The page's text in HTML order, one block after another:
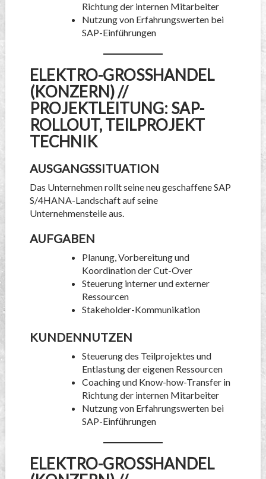
Richtung der internen Mitarbeiter
Nutzung von Erfahrungswerten bei
SAP-Einführungen
ELEKTRO-GROSSHANDEL (
KONZERN) // P
ROJEKTLEITUNG: SAP-R
OLLOUT, TEILPROJEKT T
ECHNIK
AUSGANGSSITUATION
Das Unternehmen rollt seine neu geschaffene SAP
S/4HANA-Landschaft auf seine
Unternehmensteile aus.
AUFGABEN
Planung, Vorbereitung und
Koordination der Cut-Over
Steuerung interner und externer
Ressourcen
Stakeholder-Kommunikation
KUNDENNUTZEN
Steuerung des Teilprojektes und
Entlastung der eigenen Ressourcen
Coaching und Know-how-Transfer in
Richtung der internen Mitarbeiter
Nutzung von Erfahrungswerten bei
SAP-Einführungen
ELEKTRO-GROSSHANDEL (